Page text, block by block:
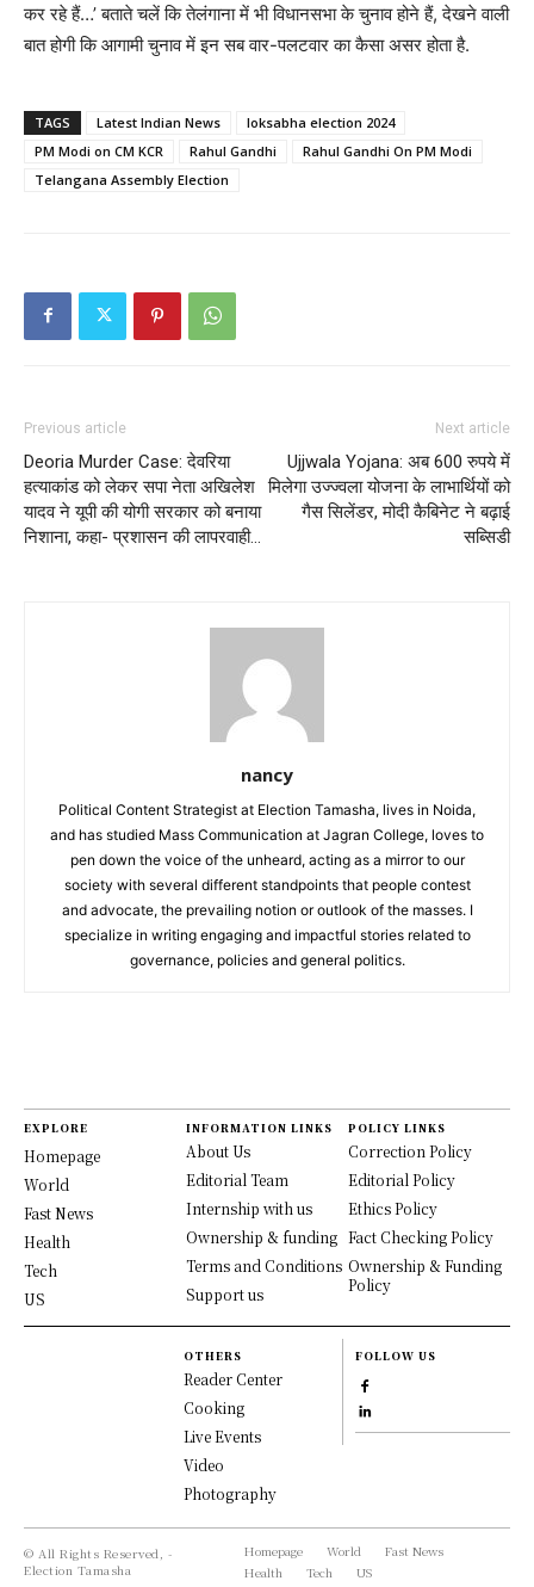
कर रहे हैं…’ बताते चलें कि तेलंगाना में भी विधानसभा के चुनाव होने हैं, देखने वाली
बात होगी कि आगामी चुनाव में इन सब वार-पलटवार का कैसा असर होता है.
TAGS Latest Indian News
loksabha election 2024
PM Modi on CM KCR
Rahul Gandhi
Rahul Gandhi On PM Modi
Telangana Assembly Election
Previous article
Deoria Murder Case: देवरिया
हत्याकांड को लेकर सपा नेता अखिलेश
यादव ने यूपी की योगी सरकार को बनाया
निशाना, कहा- प्रशासन की लापरवाही…
Next article
Ujjwala Yojana: अब 600 रुपये में
मिलेगा उज्ज्वला योजना के लाभार्थियों को
गैस सिलेंडर, मोदी कैबिनेट ने बढ़ाई
सब्सिडी
nancy
Political Content Strategist at Election Tamasha, lives in Noida,
and has studied Mass Communication at Jagran College, loves to
pen down the voice of the unheard, acting as a mirror to our
society with several different standpoints that people contest
and advocate, the prevailing notion or outlook of the masses. I
specialize in writing engaging and impactful stories related to
governance, policies and general politics.
EXPLORE
Homepage
World
Fast News
Health
Tech
US
INFORMATION LINKS
About Us
Editorial Team
Internship with us
Ownership & funding
Terms and Conditions
Support us
POLICY LINKS
Correction Policy
Editorial Policy
Ethics Policy
Fact Checking Policy
Ownership & Funding
Policy
OTHERS
Reader Center
Cooking
Live Events
Video
Photography
FOLLOW US
© All Rights Reserved, -
Election Tamasha
Homepage World
Fast News
Health
Tech US